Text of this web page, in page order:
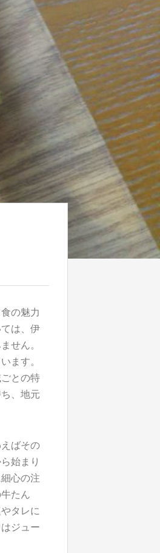
の魅力
は、伊
せん。
ます。
との特
、地元
ばその
始まり
心の注
たん
タレに
ジュー